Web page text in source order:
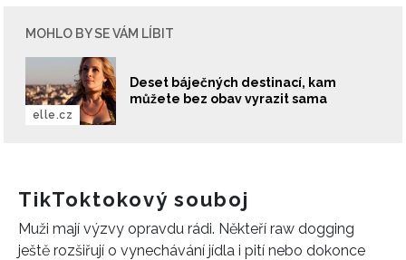
MOHLO BY SE VÁM LÍBIT
Deset báječných destinací, kam
můžete bez obav vyrazit sama
elle.cz
TikToktokový souboj
Muži mají výzvy opravdu rádi. Někteří raw dogging
ještě rozšiřují o vynechávání jídla i pití nebo dokonce